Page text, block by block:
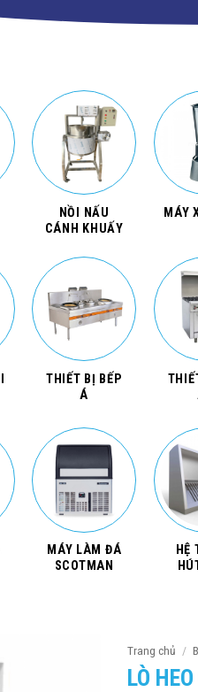
NỒI NẤU
CÁNH KHUẤY
MÁY
THIẾT BỊ BẾP
Á
MÁY LÀM ĐÁ
SCOTMAN
HỆ
Trang chủ /
LÒ